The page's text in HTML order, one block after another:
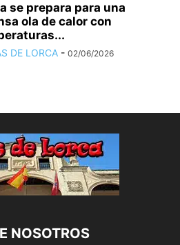
se prepara para una
ola de calor con
DE LORCA - 02/06/2026
NOSOTROS